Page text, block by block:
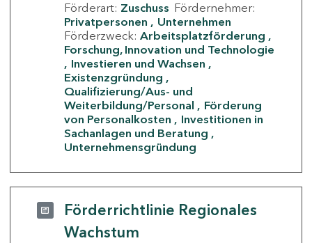
Förderart: Zuschuss Fördernehmer:
Privatpersonen
Unternehmen
Förderzweck: Arbeitsplatzförderung
Forschung, Innovation und Technologie
Investieren und Wachsen
Existenzgründung
Qualifizierung/Aus- und
Weiterbildung/Personal
Förderung
von Personalkosten
Investitionen in
Sachanlagen und Beratung
Unternehmensgründung
Förderrichtlinie Regionales
Wachstum